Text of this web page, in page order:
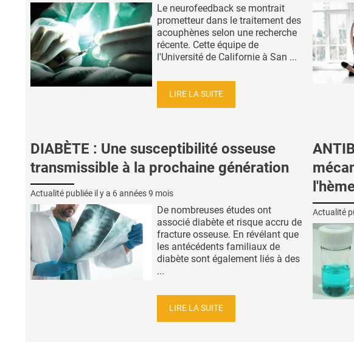
Le neurofeedback se montrait
prometteur dans le traitement des
acouphènes selon une recherche
récente. Cette équipe de
l'Université de Californie à San ...
LIRE LA SUITE
DIABÈTE : Une susceptibilité osseuse
transmissible à la prochaine génération
Actualité publiée il y a 6 années 9 mois
De nombreuses études ont
associé diabète et risque accru de
fracture osseuse. En révélant que
les antécédents familiaux de
diabète sont également liés à des
...
LIRE LA SUITE
Actualité